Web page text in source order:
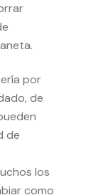
por
de
de
los
como